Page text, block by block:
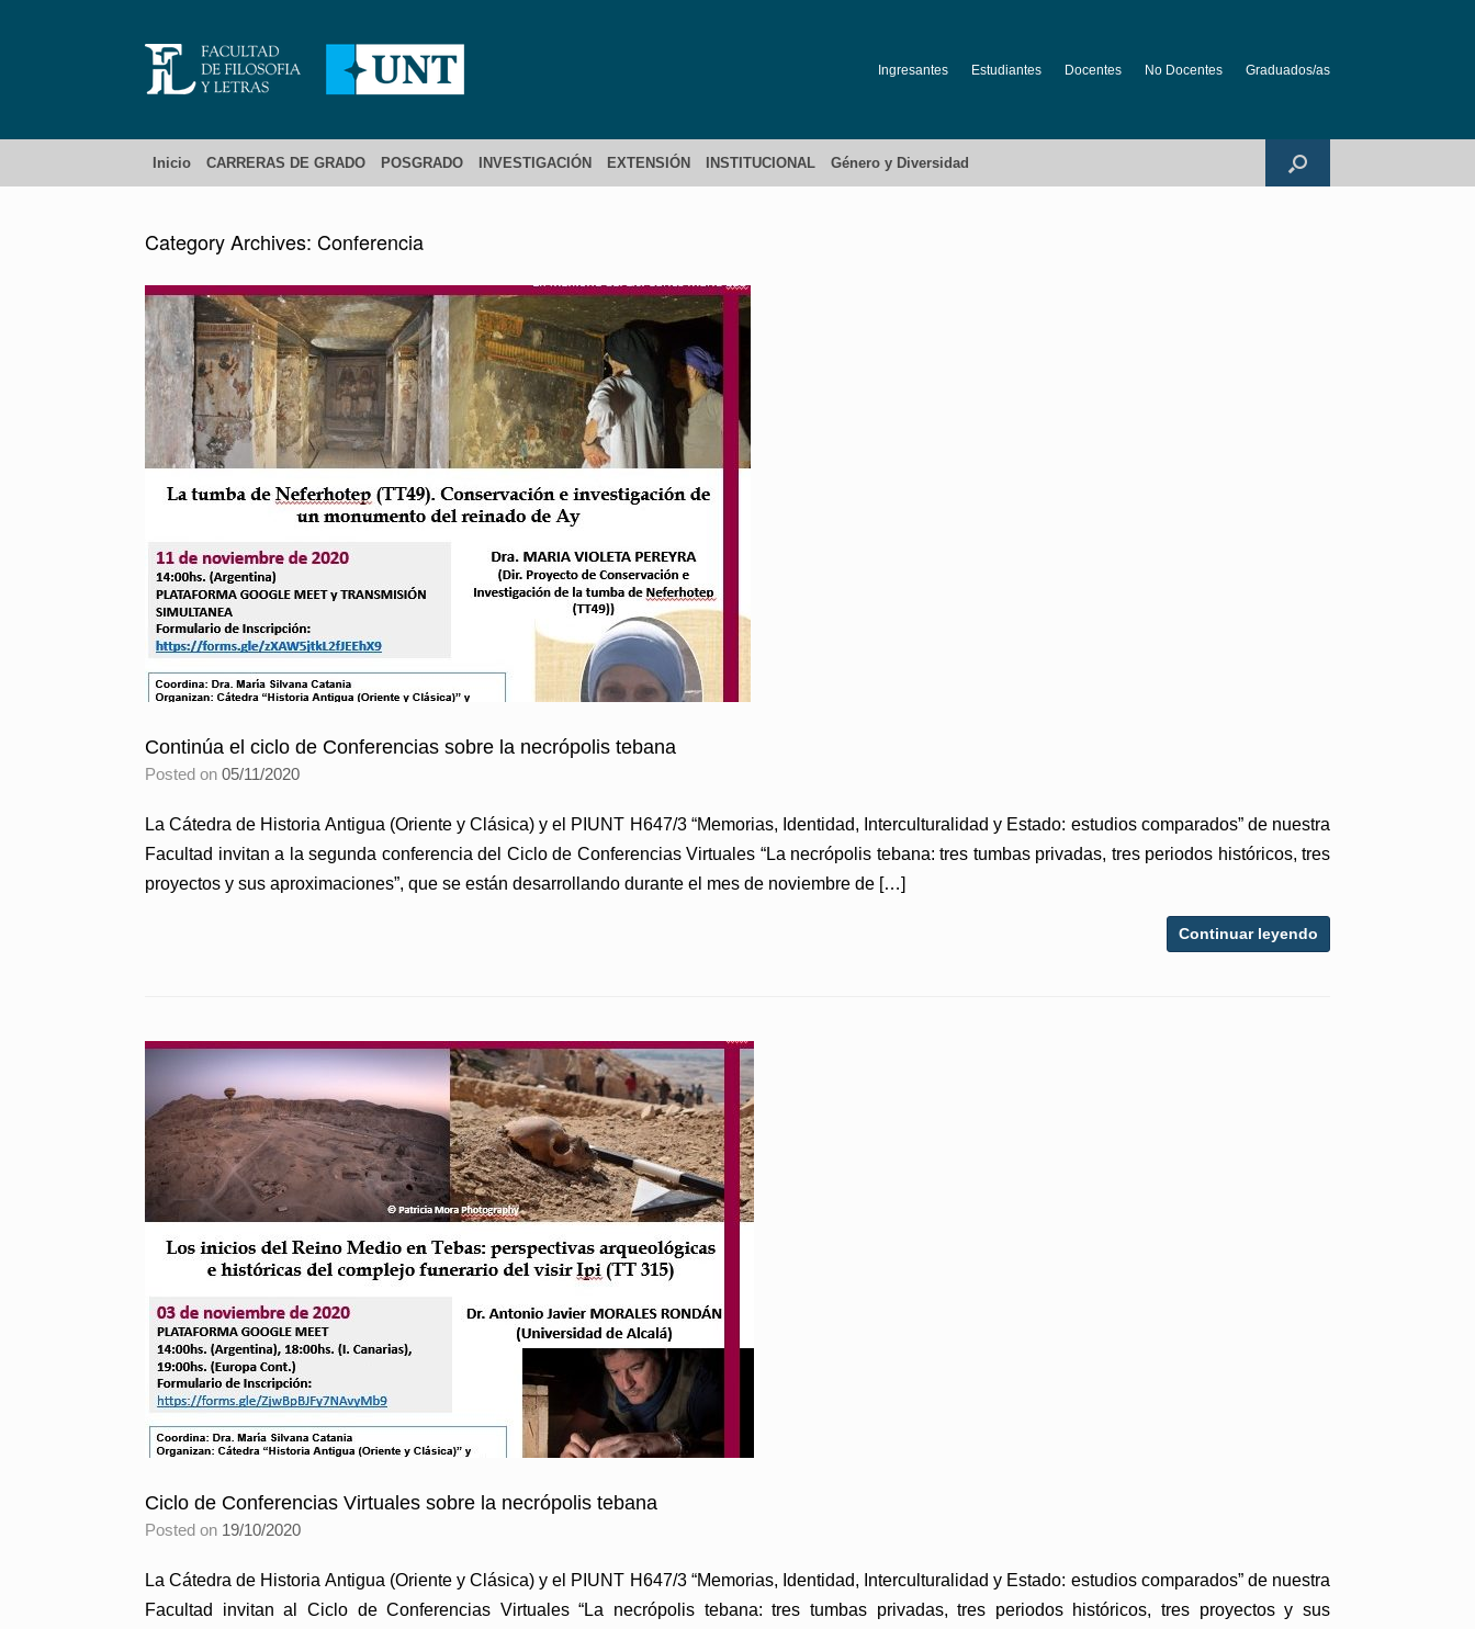
Ingresantes Estudiantes Docentes No Docentes Graduados/as
Inicio CARRERAS DE GRADO POSGRADO INVESTIGACIÓN EXTENSIÓN INSTITUCIONAL Género y Diversidad
Category Archives: Conferencia
Continúa el ciclo de Conferencias sobre la necrópolis tebana
Posted on 05/11/2020
La Cátedra de Historia Antigua (Oriente y Clásica) y el PIUNT H647/3 “Memorias, Identidad, Interculturalidad y Estado: estudios comparados” de nuestra
Facultad invitan a la segunda conferencia del Ciclo de Conferencias Virtuales “La necrópolis tebana: tres tumbas privadas, tres periodos históricos, tres
proyectos y sus aproximaciones”, que se están desarrollando durante el mes de noviembre de […]
Continuar leyendo
Ciclo de Conferencias Virtuales sobre la necrópolis tebana
Posted on 19/10/2020
La Cátedra de Historia Antigua (Oriente y Clásica) y el PIUNT H647/3 “Memorias, Identidad, Interculturalidad y Estado: estudios comparados” de nuestra
Facultad invitan al Ciclo de Conferencias Virtuales “La necrópolis tebana: tres tumbas privadas, tres periodos históricos, tres proyectos y sus